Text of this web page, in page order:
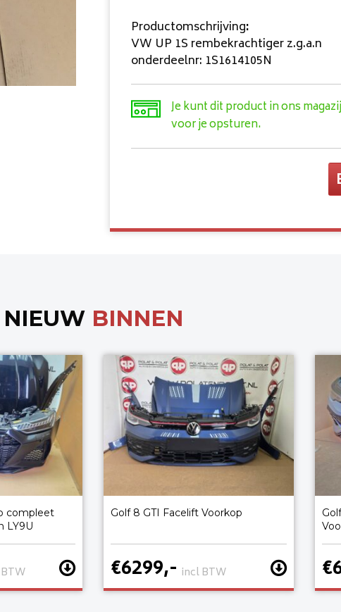
Productomschrijving:
VW UP 1S rembekrachtiger z.g.a.n
onderdeelnr: 1S1614105N
Je kunt dit product in ons
voor je opsturen.
NIEUW BINNEN
compleet
LY9U
Golf 8 GTI Facelift Voorkop
€6299,- incl BTW